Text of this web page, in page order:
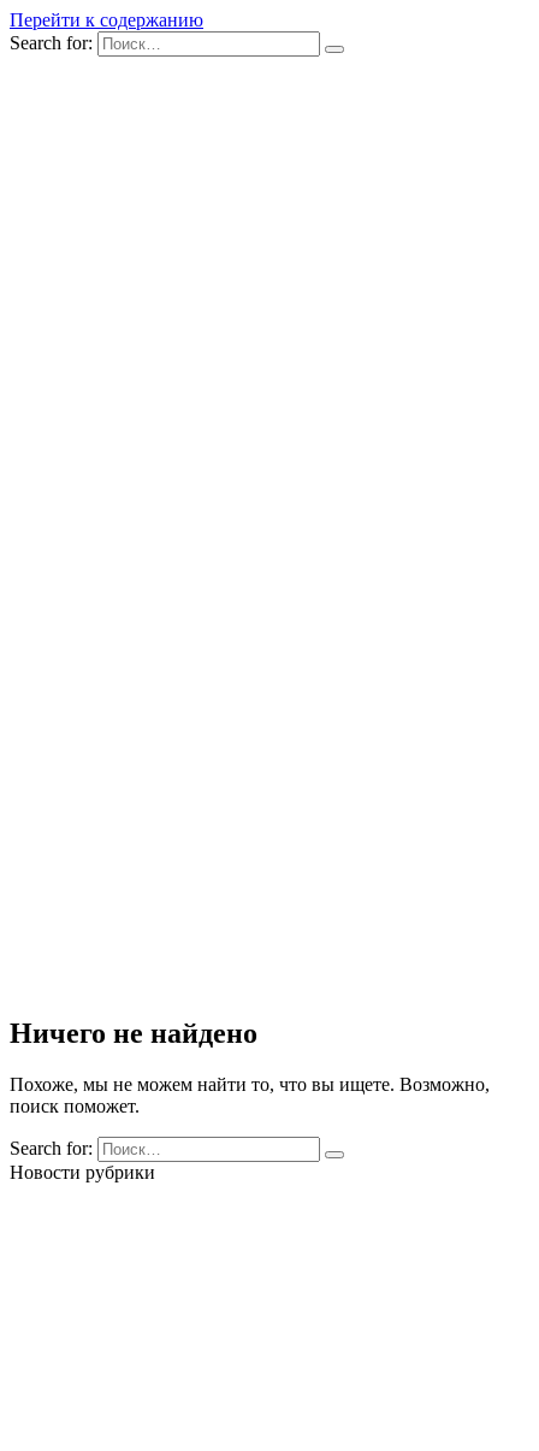
Перейти к содержанию
Search for:
Ничего не найдено
Похоже, мы не можем найти то, что вы ищете. Возможно,
поиск поможет.
Search for:
Новости рубрики